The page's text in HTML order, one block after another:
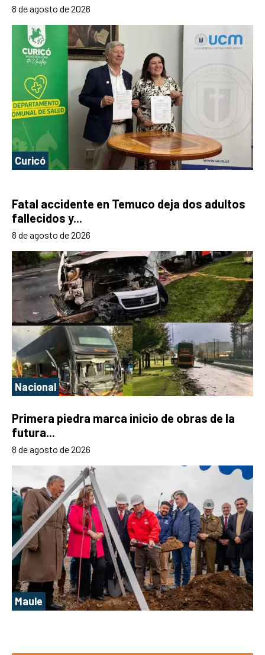
8 de agosto de 2026
Curicó
Fatal accidente en Temuco deja dos adultos
fallecidos y...
8 de agosto de 2026
Nacional
Primera piedra marca inicio de obras de la
futura...
8 de agosto de 2026
Maule